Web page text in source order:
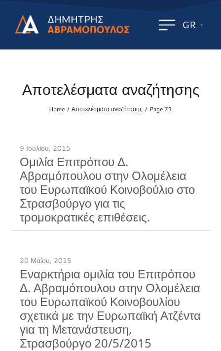
GR
Αποτελέσματα αναζήτησης
Home / Αποτελέσματα αναζήτησης / Page 71
9 Ιουλίου, 2015
Ομιλία Επιτρόπου Δ.
Αβραμόπουλου στην Ολομέλεια
του Ευρωπαϊκού Κοινοβούλιο στο
Στρασβούργο για τις
τρομοκρατικές επιθέσεις.
20 Μαΐου, 2015
Εναρκτήρια ομιλία του Επιτρόπου
Δ. Αβραμόπουλου στην Ολομέλεια
του Ευρωπαϊκού Κοινοβουλίου
σχετικά με την Ευρωπαϊκή Ατζέντα
για τη Μετανάστευση,
Στρασβούργο 20/5/2015